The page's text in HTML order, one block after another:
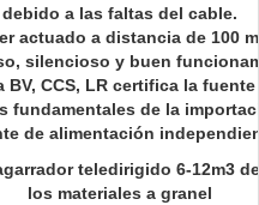
debido a las faltas del cable.
actuado a distancia de 100
silencioso y buen
BV, CCS, LR certifica la fuente
fundamentales de la
de alimentación
teledirigido 6-12m3
los materiales a granel